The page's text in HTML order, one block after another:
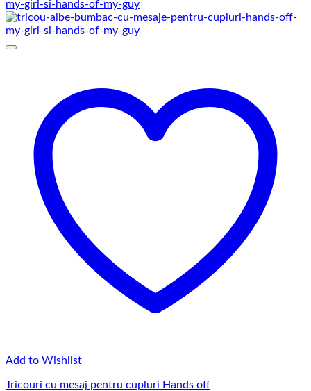
prețuri:
129,00 lei
până
Add to Wishlist
Tricouri cu mesaj pentru cupluri Hands off